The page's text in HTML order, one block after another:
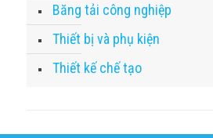
Băng tải công nghiệp
Thiết bị và phụ kiện
Thiết kế chế tạo